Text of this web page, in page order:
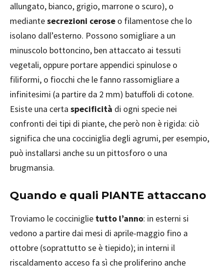
allungato, bianco, grigio, marrone o scuro), o
mediantesecrezioni cerose o filamentose che lo
isolano dall’esterno. Possono somigliare a un
minuscolo bottoncino, ben attaccato ai tessuti
vegetali, oppure portare appendici spinulose o
filiformi, o fiocchi che le fanno rassomigliare a
infinitesimi (a partire da 2 mm) batuffoli di cotone.
Esiste una certa specificità di ogni specie nei
confronti dei tipi di piante, che però non è rigida: ciò
significa che una cocciniglia degli agrumi, per esempio,
può installarsi anche su un pittosforo o una
brugmansia.
Quando e quali PIANTE attaccano
Troviamo le cocciniglie tutto l’anno: in esterni si
vedono a partire dai mesi di aprile-maggio fino a
ottobre (soprattutto se è tiepido); in interni il
riscaldamento acceso fa sì che proliferino anche